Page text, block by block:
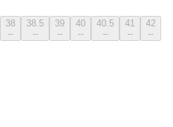
38
--
38.5
--
39
--
40
--
40.5
--
41
--
42
--